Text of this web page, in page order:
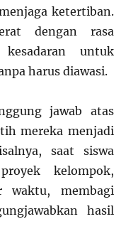
ketertiban.
dengan rasa
untuk
harus diawasi.
jawab atas
mereka menjadi
saat siswa
kelompok,
waktu, membagi
hasil